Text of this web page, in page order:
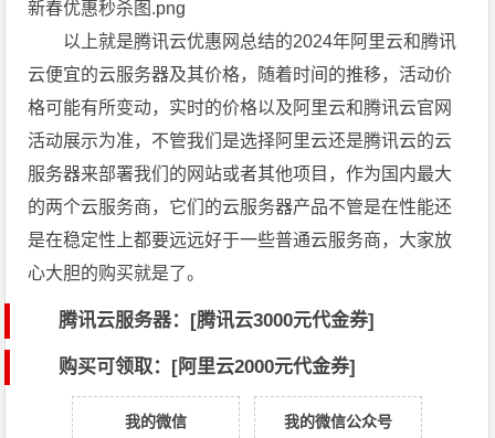
新春优惠秒杀图.png
以上就是腾讯云优惠网总结的2024年阿里云和腾讯
云便宜的云服务器及其价格，随着时间的推移，活动价
格可能有所变动，实时的价格以及阿里云和腾讯云官网
活动展示为准，不管我们是选择阿里云还是腾讯云的云
服务器来部署我们的网站或者其他项目，作为国内最大
的两个云服务商，它们的云服务器产品不管是在性能还
是在稳定性上都要远远好于一些普通云服务商，大家放
心大胆的购买就是了。
腾讯云服务器：[腾讯云3000元代金券]
购买可领取：[阿里云2000元代金券]
我的微信
我的微信公众号